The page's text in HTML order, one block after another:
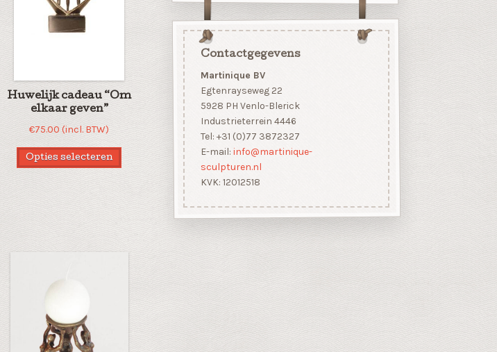
Huwelijk cadeau “Om
elkaar geven”
€75.00 (incl. BTW)
Opties selecteren
Contactgegevens
Martinique BV
Egtenrayseweg 22
5928 PH Venlo-Blerick
Industrieterrein 4446
Tel: +31 (0)77 3872327
E-mail: info@martinique-
sculpturen.nl
KVK: 12012518